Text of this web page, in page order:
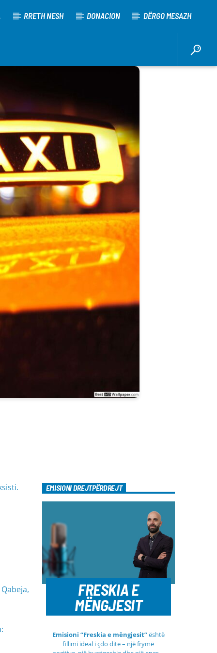
RRETH NESH DONACION DËRGO MESAZH
EMISIONI DREJTPËRDREJT
FRESKIA E
MËNGJESIT
Emisioni “Freskia e mëngjesit”është
fillimi ideal i çdo dite – një frymë